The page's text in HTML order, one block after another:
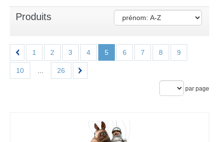
Produits
1 2 3 4 5 6 7 8 9
10 26
par page